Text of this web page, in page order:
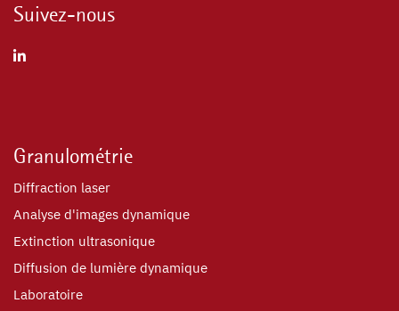
Suivez-nous
Granulométrie
Diffraction laser
Analyse d'images dynamique
Extinction ultrasonique
Diffusion de lumière dynamique
Laboratoire